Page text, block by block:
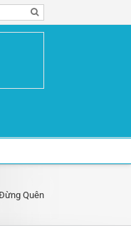
Quên